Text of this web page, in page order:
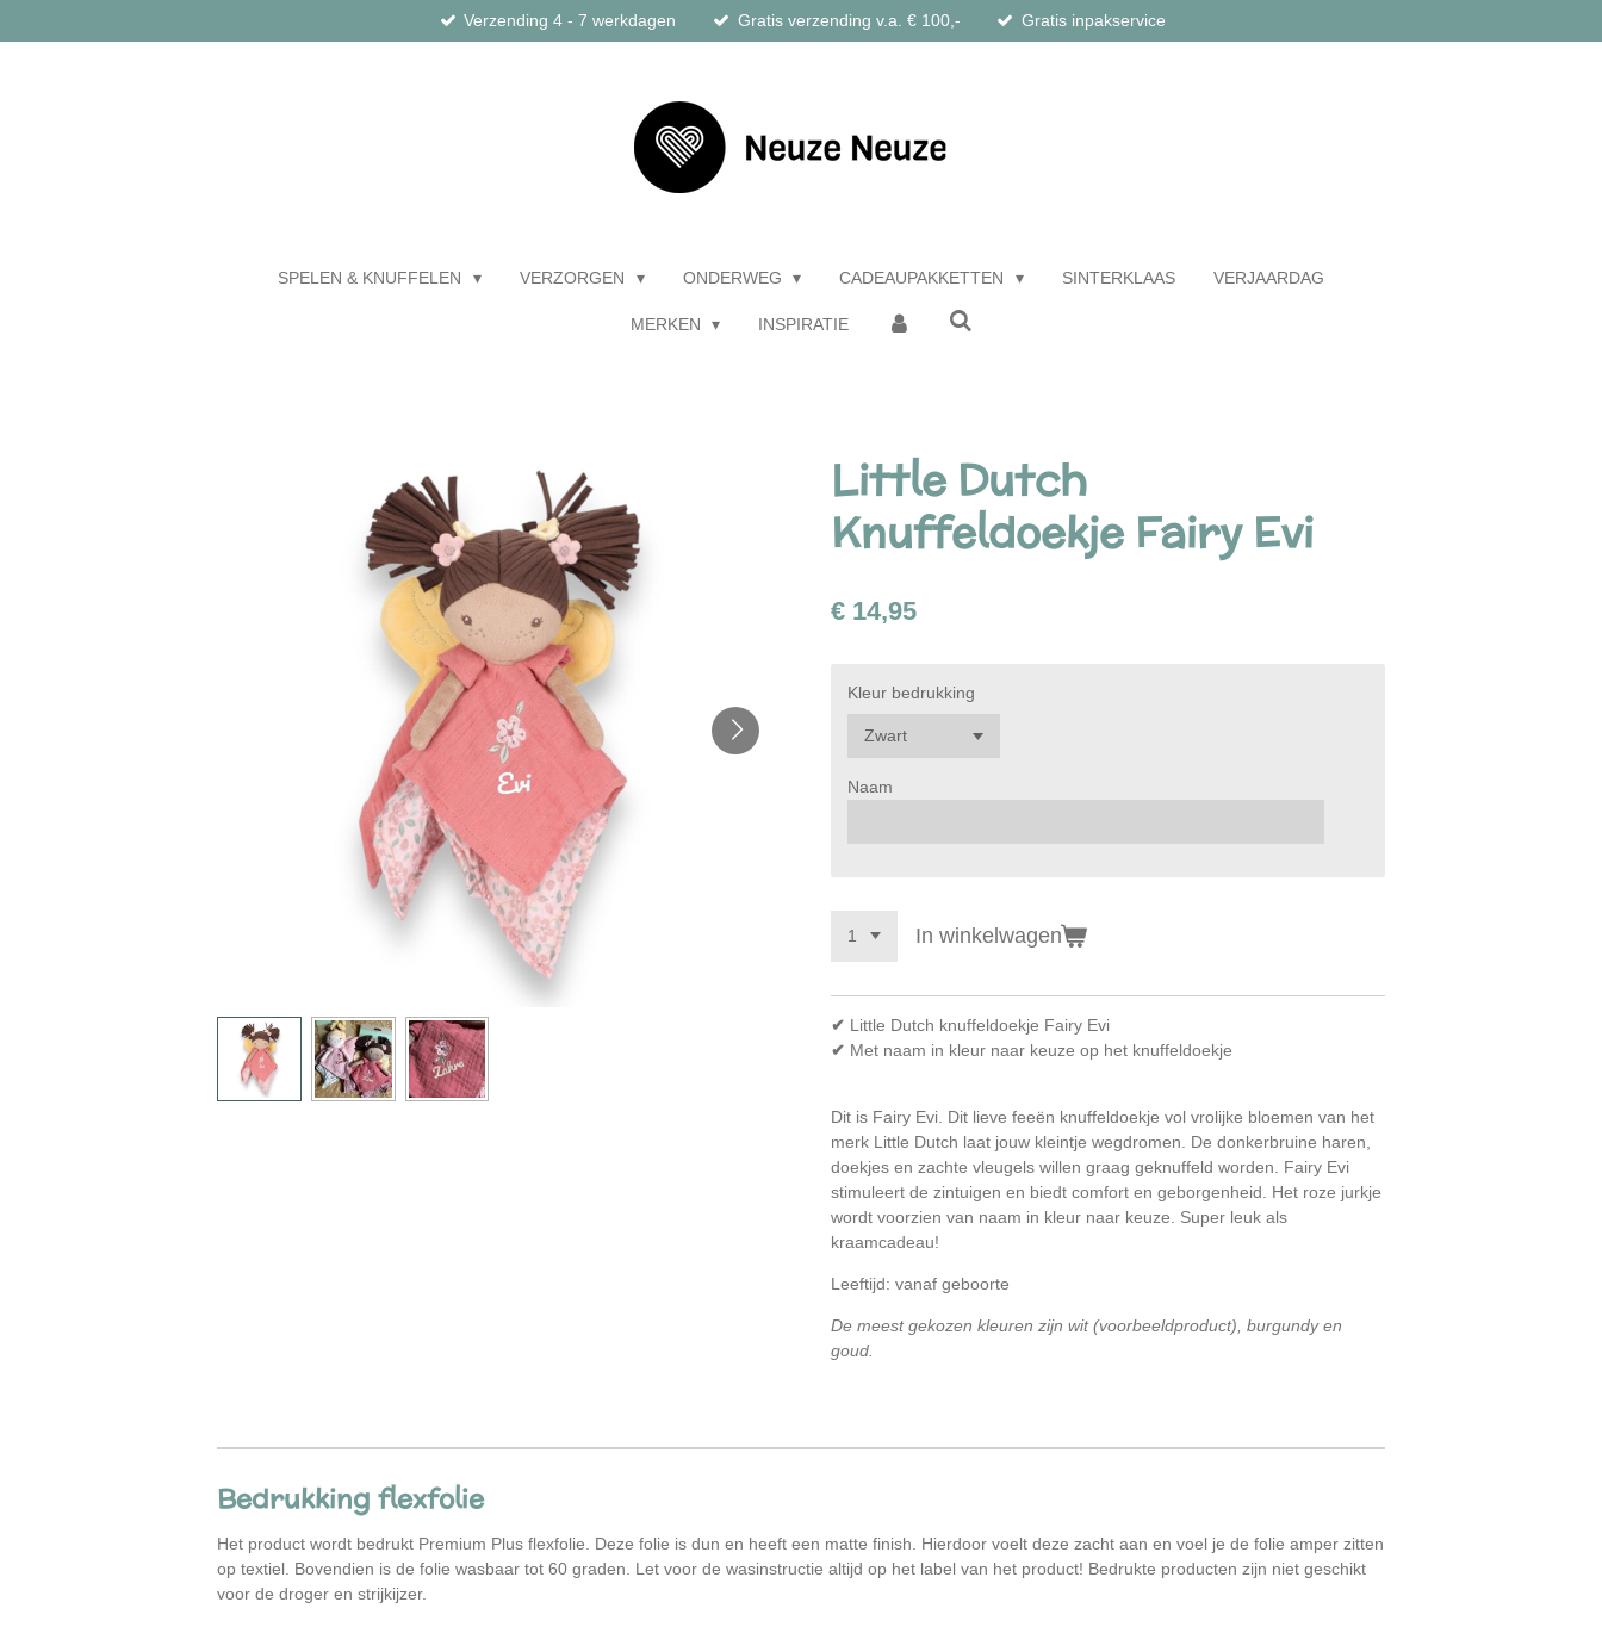
direct
Verzending 4 - 7 werkdagen Gratis verzending v.a. € 100,- Gratis inpakservice
SPELEN & KNUFFELEN VERZORGEN ONDERWEG CADEAUPAKKETTEN SINTERKLAAS VERJAARDAG
MERKEN INSPIRATIE
Little Dutch
Knuffeldoekje Fairy Evi
€ 14,95
Kleur bedrukking
Naam
In winkelwagen
✔ Little Dutch knuffeldoekje Fairy Evi
✔ Met naam in kleur naar keuze op het knuffeldoekje
Dit is Fairy Evi. Dit lieve feeën knuffeldoekje vol vrolijke bloemen van het
merk Little Dutch laat jouw kleintje wegdromen. De donkerbruine haren,
doekjes en zachte vleugels willen graag geknuffeld worden. Fairy Evi
stimuleert de zintuigen en biedt comfort en geborgenheid. Het roze jurkje
wordt voorzien van naam in kleur naar keuze. Super leuk als
kraamcadeau!
Leeftijd: vanaf geboorte
De meest gekozen kleuren zijn wit (voorbeeldproduct), burgundy en
goud.
Bedrukking flexfolie
Het product wordt bedrukt Premium Plus flexfolie. Deze folie is dun en heeft een matte finish. Hierdoor voelt deze zacht aan en voel je de folie amper zitten
op textiel. Bovendien is de folie wasbaar tot 60 graden. Let voor de wasinstructie altijd op het label van het product! Bedrukte producten zijn niet geschikt
voor de droger en strijkijzer.